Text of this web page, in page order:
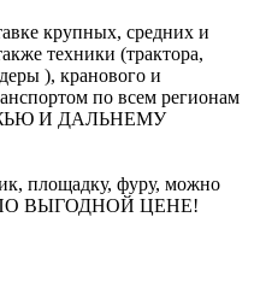
крупных, средних и
техники (трактора,
), кранового и
по всем регионам
И ДАЛЬНЕМУ
площадку, фуру, можно
ПО ВЫГОДНОЙ ЦЕНЕ!